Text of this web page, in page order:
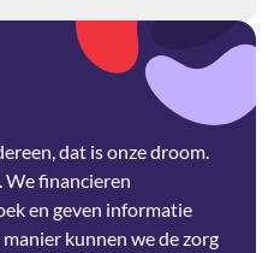
dat is onze droom.
We financieren
en geven informatie
kunnen we de zorg